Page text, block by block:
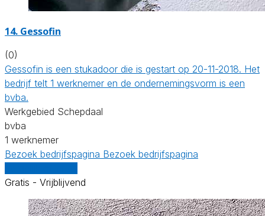
14. Gessofin
(0)
Gessofin is een stukadoor die is gestart op 20-11-2018. Het
bedrijf telt 1 werknemer en de ondernemingsvorm is een
bvba.
Werkgebied Schepdaal
bvba
1 werknemer
Bezoek bedrijfspagina Bezoek bedrijfspagina
Gratis - Vrijblijvend